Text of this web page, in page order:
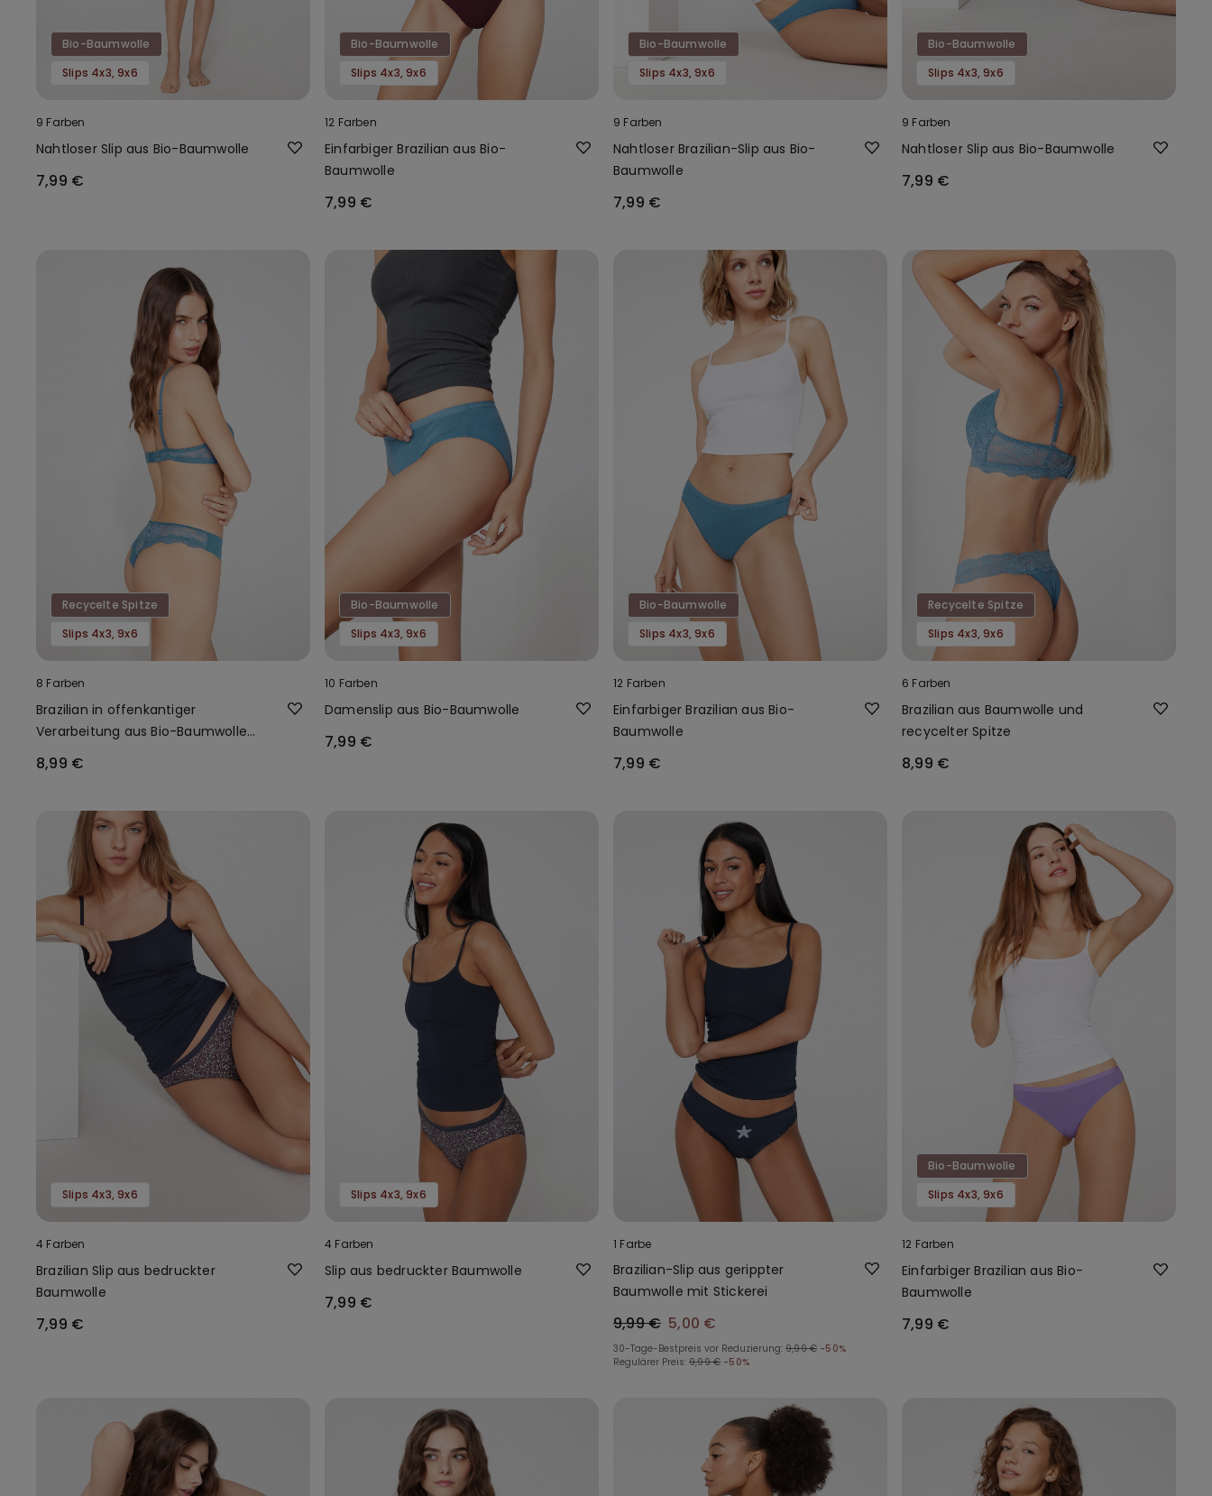
Bio-Baumwolle
Slips 4x3, 9x6
9 Farben
Nahtloser Slip aus Bio-Baumwolle
7,99 €
Bio-Baumwolle
Slips 4x3, 9x6
12 Farben
Einfarbiger Brazilian aus Bio-
Baumwolle
7,99 €
Bio-Baumwolle
Slips 4x3, 9x6
9 Farben
Nahtloser Brazilian-Slip aus Bio-
Baumwolle
7,99 €
Bio-Baumwolle
Slips 4x3, 9x6
9 Farben
Nahtloser Slip aus Bio-Baumwolle
7,99 €
Recycelte Spitze
Slips 4x3, 9x6
8 Farben
Brazilian in offenkantiger
Verarbeitung aus Bio-Baumwolle
8,99 €
Bio-Baumwolle
Slips 4x3, 9x6
10 Farben
Damenslip aus Bio-Baumwolle
7,99 €
Bio-Baumwolle
Slips 4x3, 9x6
12 Farben
Einfarbiger Brazilian aus Bio-
Baumwolle
7,99 €
Recycelte Spitze
Slips 4x3, 9x6
6 Farben
Brazilian aus Baumwolle und
recycelter Spitze
8,99 €
Slips 4x3, 9x6
4 Farben
Brazilian Slip aus bedruckter
Baumwolle
7,99 €
Slips 4x3, 9x6
4 Farben
Slip aus bedruckter Baumwolle
7,99 €
1 Farbe
Brazilian-Slip aus gerippter
Baumwolle mit Stickerei
9,99 € 5,00 €
30-Tage-Bestpreis vor Reduzierung: 9,99 € -50%
Regulärer Preis: 9,99 € -50%
Bio-Baumwolle
Slips 4x3, 9x6
12 Farben
Einfarbiger Brazilian aus Bio-
Baumwolle
7,99 €